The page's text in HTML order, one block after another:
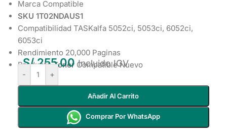
Marca Compatible
SKU 1T02NDAUS1
Compatibilidad TASKalfa 5052ci, 5053ci, 6052ci,
6053ci
Rendimiento 20,000 Paginas
ProductoToner Compatible Nuevo
S/255.00 Incluido IGV
- +
Añadir Al Carrito
Comprar Por WhatsApp